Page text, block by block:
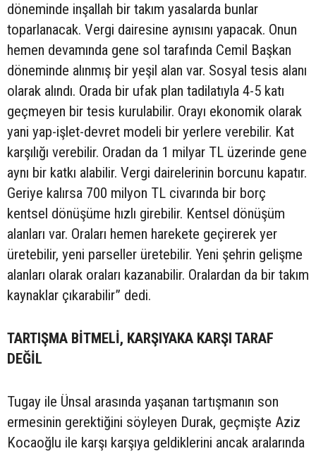
döneminde inşallah bir takım yasalarda bunlar
toparlanacak. Vergi dairesine aynısını yapacak. Onun
hemen devamında gene sol tarafında Cemil Başkan
döneminde alınmış bir yeşil alan var. Sosyal tesis alanı
olarak alındı. Orada bir ufak plan tadilatıyla 4-5 katı
geçmeyen bir tesis kurulabilir. Orayı ekonomik olarak
yani yap-işlet-devret modeli bir yerlere verebilir. Kat
karşılığı verebilir. Oradan da 1 milyar TL üzerinde gene
aynı bir katkı alabilir. Vergi dairelerinin borcunu kapatır.
Geriye kalırsa 700 milyon TL civarında bir borç
kentsel dönüşüme hızlı girebilir. Kentsel dönüşüm
alanları var. Oraları hemen harekete geçirerek yer
üretebilir, yeni parseller üretebilir. Yeni şehrin gelişme
alanları olarak oraları kazanabilir. Oralardan da bir takım
kaynaklar çıkarabilir” dedi.
TARTIŞMA BİTMELİ, KARŞIYAKA KARŞI TARAF
DEĞİL
Tugay ile Ünsal arasında yaşanan tartışmanın son
ermesinin gerektiğini söyleyen Durak, geçmişte Aziz
Kocaoğlu ile karşı karşıya geldiklerini ancak aralarında